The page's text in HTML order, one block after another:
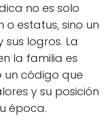
no es solo
estatus, sino un
sus logros. La
la familia es
código que
y su posición
época.